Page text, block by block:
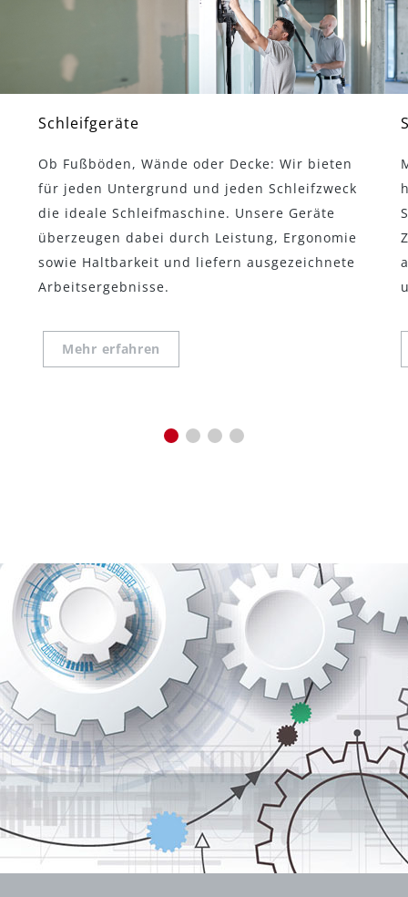
Schleifgeräte
Ob Fußböden, Wände oder Decke: Wir bieten
für jeden Untergrund und jeden Schleifzweck
die ideale Schleifmaschine. Unsere Geräte
überzeugen dabei durch Leistung, Ergonomie
sowie Haltbarkeit und liefern ausgezeichnete
Arbeitsergebnisse.
Mehr erfahren